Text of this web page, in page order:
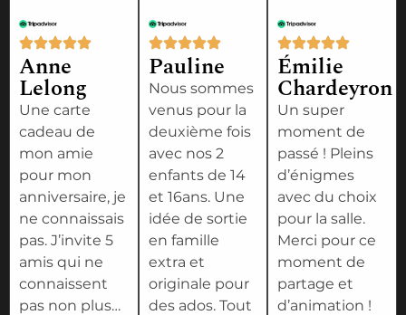
Anne
Lelong
Une carte
cadeau de
mon amie
pour mon
anniversaire, je
ne connaissais
pas. J’invite 5
amis qui ne
connaissent
pas non plus…
Pauline
Nous sommes
venus pour la
deuxième fois
avec nos 2
enfants de 14
et 16ans. Une
idée de sortie
en famille
extra et
originale pour
des ados. Tout
Émilie
Chardeyron
Un super
moment de
passé ! Pleins
d’énigmes
avec du choix
pour la salle.
Merci pour ce
moment de
partage et
d’animation !